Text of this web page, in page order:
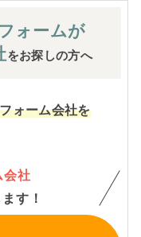
ォームが
をお探しの方へ
ォーム会社を
会社
す！